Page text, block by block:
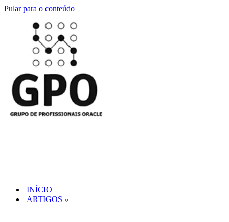
Pular para o conteúdo
INÍCIO
ARTIGOS